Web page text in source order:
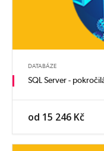
DATABÁZE
SQL Server -
od 15 246 Kč